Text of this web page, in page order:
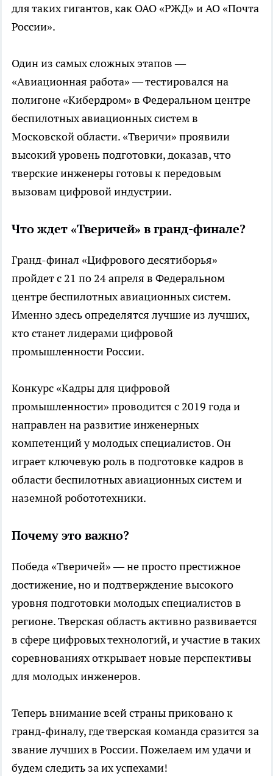
для таких гигантов, как ОАО «РЖД» и АО «Почта
России».
Один из самых сложных этапов —
«Авиационная работа» — тестировался на
полигоне «Кибердром» в Федеральном центре
беспилотных авиационных систем в
Московской области. «Тверичи» проявили
высокий уровень подготовки, доказав, что
тверские инженеры готовы к передовым
вызовам цифровой индустрии.
Что ждет «Тверичей» в гранд-финале?
Гранд-финал «Цифрового десятиборья»
пройдет с 21 по 24 апреля в Федеральном
центре беспилотных авиационных систем.
Именно здесь определятся лучшие из лучших,
кто станет лидерами цифровой
промышленности России.
Конкурс «Кадры для цифровой
промышленности» проводится с 2019 года и
направлен на развитие инженерных
компетенций у молодых специалистов. Он
играет ключевую роль в подготовке кадров в
области беспилотных авиационных систем и
наземной робототехники.
Почему это важно?
Победа «Тверичей» — не просто престижное
достижение, но и подтверждение высокого
уровня подготовки молодых специалистов в
регионе. Тверская область активно развивается
в сфере цифровых технологий, и участие в таких
соревнованиях открывает новые перспективы
для молодых инженеров.
Теперь внимание всей страны приковано к
гранд-финалу, где тверская команда сразится за
звание лучших в России. Пожелаем им удачи и
будем следить за их успехами!